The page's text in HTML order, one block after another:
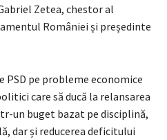
Zetea, chestor al
României și președinte
pe probleme economice
care să ducă la relansarea
un buget bazat pe disciplină,
dar și reducerea deficitului